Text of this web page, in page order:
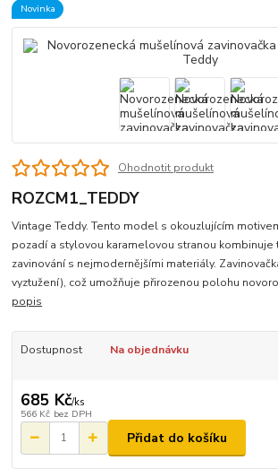
Novinka
Ohodnotit produkt
ROZCM1_TEDDY
Vintage Teddy. Tento model s okouzlujícím
pozadí a stylovou karamelovou stranou kombinuje
zavinování s nejmodernějšími materiály.
vyztužení), což umožňuje přirozenou polohu
popis
Dostupnost Na objednávku
685 Kč/ks
566 Kč bez DPH
Přidat do košíku